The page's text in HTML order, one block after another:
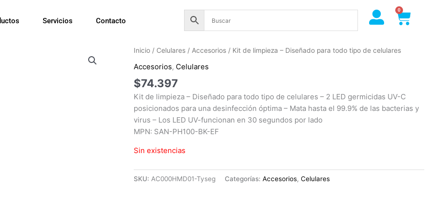
Servicios Contacto
0
Cart
Inicio / Celulares / Accesorios / Kit de limpieza – Diseñado para todo tipo de celulares
Accesorios, Celulares
$74.397
Kit de limpieza – Diseñado para todo tipo de celulares – 2 LED germicidas UV-C
posicionados para una desinfección óptima – Mata hasta el 99.9% de las bacterias y
virus – Los LED UV-funcionan en 30 segundos por lado
MPN: SAN-PH100-BK-EF
Sin existencias
SKU:AC000HMD01-Tyseg Categorías:Accesorios,Celulares